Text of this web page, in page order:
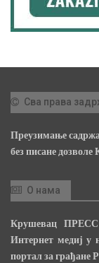
Сва права
Преузимање
без писане
О нама
Крушевац ПРЕСС
Интернет медиј у
портал за грађане